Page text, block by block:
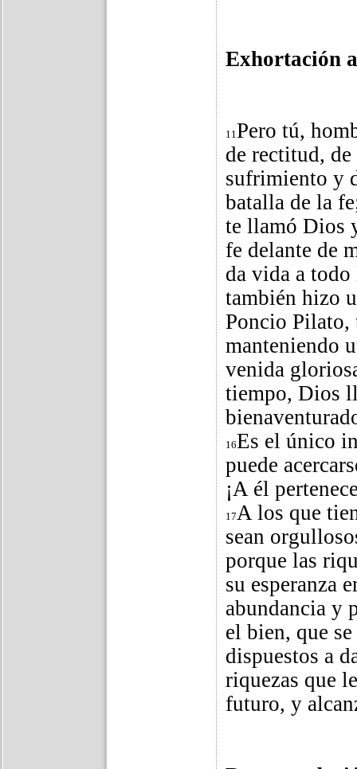
Exhortación
11Pero tú,
de rectitud,
sufrimiento y
batalla de la
te llamó Dios
fe delante de
da vida a
también hizo
Poncio
manteniendo
venida
tiempo, Dios
16Es el único
puede
¡A él
17A los que
sean
porque las
su esperanza
abundancia y
el bien, que
dispuestos a
riquezas que
futuro, y